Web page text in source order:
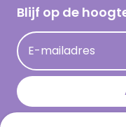
Hallmark Kaartclub
Acties
Persberichten
Hallmark en
Kaartinspiratie
Blijf op de
E-mailadres